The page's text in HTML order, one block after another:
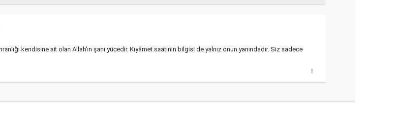
kendisine ait olan Allah'ın şanı yücedir. Kıyâmet saatinin bilgisi de yalnız onun yanındadır. Siz sadece